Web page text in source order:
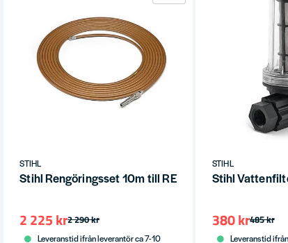
STIHL
Stihl Rengöringsset 10m till RE 282 - RE 362 PLUS
2 290 kr
2 225 kr
Leveranstid ifrån leverantör ca 7-10
STIHL
Stihl
485 kr
380 kr
Leveranstid